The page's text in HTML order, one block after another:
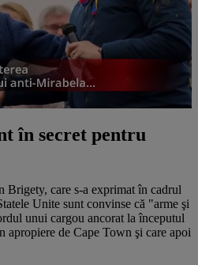
în secret pentru
Brigety, care s-a exprimat în cadrul
Unite sunt convinse că "arme şi
unui cargou ancorat la începutul
de Cape Town şi care apoi